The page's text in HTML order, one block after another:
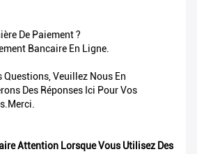
De Paiement ?
Bancaire En Ligne.
Questions, Veuillez Nous En
Des Réponses Ici Pour Vos
Attention Lorsque Vous Utilisez Des